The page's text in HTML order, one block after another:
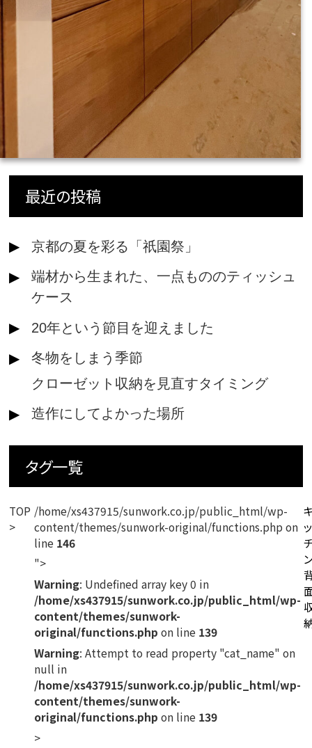
最近の投稿
京都の夏を彩る「祇園祭」
端材から生まれた、一点もののティッシュ
ケース
20年という節目を迎えました
冬物をしまう季節
クローゼット収納を見直すタイミング
造作にしてよかった場所
タグ一覧
TOP /home/xs437915/sunwork.co.jp/public_html/wp-
content/themes/sunwork-original/functions.php on
line 146
">
Warning: Undefined array key 0 in
/home/xs437915/sunwork.co.jp/public_html/wp-
content/themes/sunwork-
original/functions.php on line 139
Warning: Attempt to read property "cat_name" on
null in
/home/xs437915/sunwork.co.jp/public_html/wp-
content/themes/sunwork-
original/functions.php on line 139